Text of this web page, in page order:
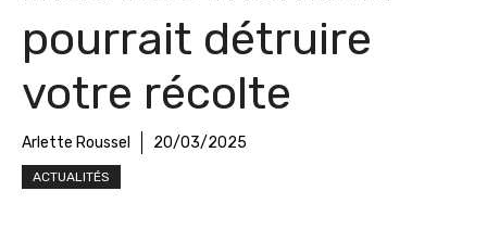
pourrait détruire
votre récolte
Arlette Roussel 20/03/2025
ACTUALITÉS